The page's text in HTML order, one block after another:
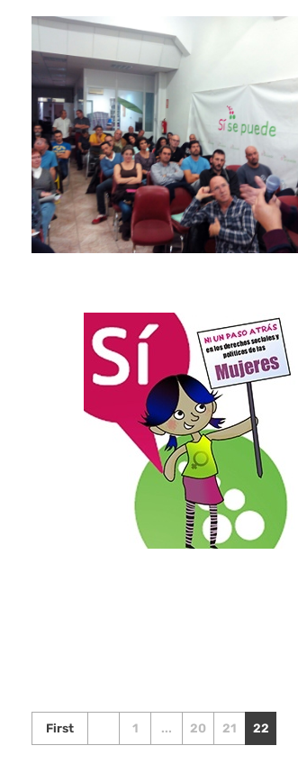
First 1 ... 20 21 22